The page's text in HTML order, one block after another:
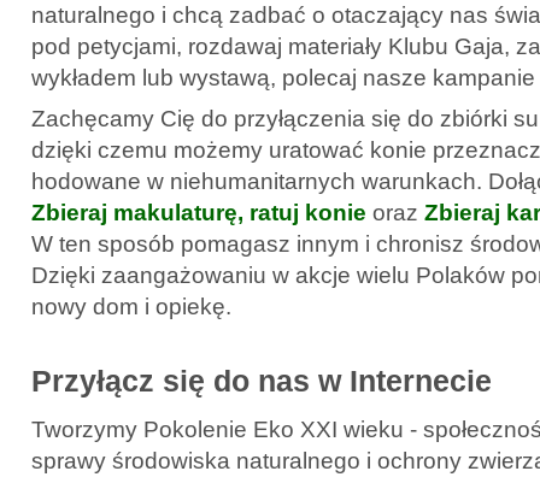
naturalnego i chcą zadbać o otaczający nas
pod petycjami, rozdawaj materiały Klubu Gaja,
wykładem lub wystawą, polecaj nasze
Zachęcamy Cię do przyłączenia się do zbiórki
dzięki czemu możemy uratować konie
hodowane w niehumanitarnych warunkach.
Zbieraj makulaturę, ratuj konie oraz Zbieraj
W ten sposób pomagasz innym i chronisz
Dzięki zaangażowaniu w akcje wielu Polaków
nowy dom i opiekę.
Przyłącz się do nas w Internecie
Tworzymy Pokolenie Eko XXI wieku -
sprawy środowiska naturalnego i ochrony